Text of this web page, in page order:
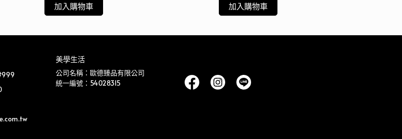
加入購物車 加入購物車
美學生活
公司名稱：歐德臻品有限公司
統一編號：54028315